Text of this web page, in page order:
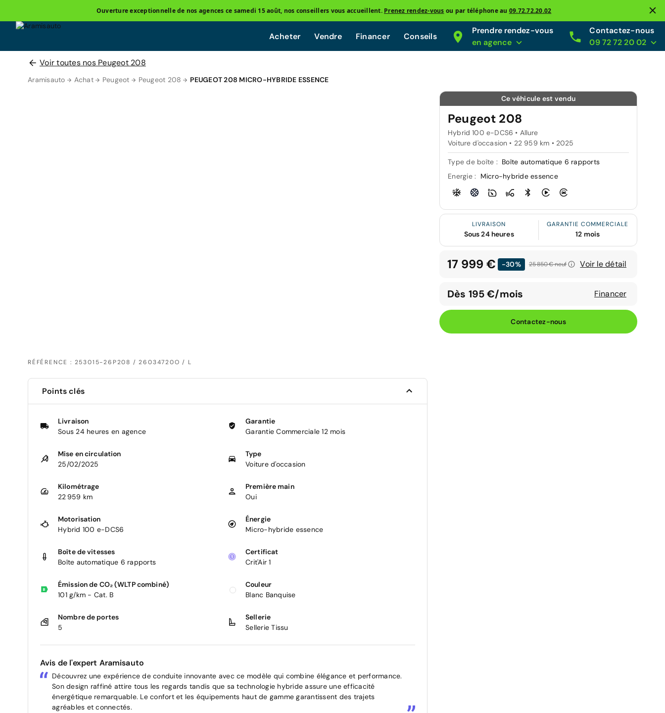
Ouverture exceptionnelle de nos agences ce samedi 15 août, nos conseillers vous accueillent. Prenez rendez-vous ou par téléphone au 09.72.72.20.02
Acheter Vendre Financer Conseils
Prendre rendez-vous
en agence
Contactez-nous
09 72 72 20 02
Voir toutes nos Peugeot 208
Aramisauto Achat Peugeot Peugeot 208 PEUGEOT 208 MICRO-HYBRIDE ESSENCE
RÉFÉRENCE : 253015-26P208 / 26034720O / L
Ce véhicule est vendu
Peugeot 208
Hybrid 100 e-DCS6 • Allure
Voiture d'occasion • 22 959 km • 2025
Type de boîte : Boîte automatique 6 rapports
Energie :
Micro-hybride essence
LIVRAISON
Sous 24 heures
GARANTIE COMMERCIALE
12 mois
17 999 € -30% 25 850 €neuf Voir le détail
Dès 195 €/mois Financer
Contactez-nous
Points clés
Livraison
Sous 24 heures en agence
Garantie
Garantie Commerciale 12 mois
Mise en circulation
25/02/2025
Type
Voiture d'occasion
Kilométrage
22 959 km
Première main
Oui
Motorisation
Hybrid 100 e-DCS6
Énergie
Micro-hybride essence
Boîte de vitesses
Boîte automatique 6 rapports
Certificat
Crit'Air 1
Émission de CO₂ (WLTP combiné)
101 g/km - Cat. B
Couleur
Blanc Banquise
Nombre de portes
5
Sellerie
Sellerie Tissu
Avis de l'expert Aramisauto
Découvrez une expérience de conduite innovante avec ce modèle qui combine élégance et performance.
Son design raffiné attire tous les regards tandis que sa technologie hybride assure une efficacité
énergétique remarquable. Le confort et les équipements haut de gamme garantissent des trajets
agréables et connectés.